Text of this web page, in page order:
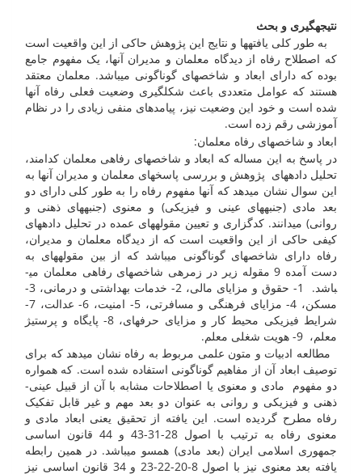
نتیجه­گیری و بحث
به طور کلی یافته­ها و نتایج این پژوهش حاکی از این واقعیت است
که اصطلاح رفاه از دیدگاه معلمان و مدیران آنها، یک مفهوم جامع
بوده که دارای ابعاد و شاخص­های گوناگونی می­باشد. معلمان معتقد
هستند که عوامل متعددی باعث شکل­گیری وضعیت فعلی رفاه آنها
شده است و خود این وضعیت نیز، پیامدهای منفی زیادی را در نظام
آموزشی رقم زده است.
ابعاد و شاخص­های رفاه معلمان:
در پاسخ به این مساله که ابعاد و شاخص­های رفاهی معلمان کدامند،
تحلیل داده­های پژوهش و بررسی پاسخ­های معلمان و مدیران آنها به
این سوال نشان می­دهد که آنها مفهوم رفاه را به طور کلی دارای دو
بعد مادی (جنبه­های عینی و فیزیکی) و معنوی (جنبه­های ذهنی و
روانی) می­دانند. کدگزاری و تعیین مقوله­های عمده در تحلیل داده­های
کیفی حاکی از این واقعیت است که از دیدگاه معلمان و مدیران،
رفاه دارای شاخص­های گوناگونی می­باشد که از بین مقوله­های به
دست آمده 9 مقوله زیر در زمره­ی شاخصهای رفاهی معلمان می­
باشد. 1- حقوق و مزایای مالی، 2- خدمات بهداشتی و درمانی، 3-
مسکن، 4- مزایای فرهنگی و مسافرتی، 5- امنیت، 6- عدالت، 7-
شرایط فیزیکی محیط کار و مزایای حرفه­ای، 8- پایگاه و پرستیژ
معلم، 9- هویت شغلی معلم.
مطالعه ادبیات و متون علمی مربوط به رفاه نشان می­دهد که برای
توصیف ابعاد آن از مفاهیم گوناگونی استفاده شده است. که همواره
دو مفهوم مادی و معنوی یا اصطلاحات مشابه با آن از قبیل عینی-
ذهنی و فیزیکی و روانی به عنوان دو بعد مهم و غیر قابل تفکیک
رفاه مطرح گردیده است. این یافته از تحقیق یعنی ابعاد مادی و
معنوی رفاه به ترتیب با اصول 28-31-43 و 44 قانون اساسی
جمهوری اسلامی ایران (بعد مادی) همسو می­باشد. در همین رابطه
یافته بعد معنوی نیز با اصول 8-20-22-23 و 34 قانون اساسی نیز